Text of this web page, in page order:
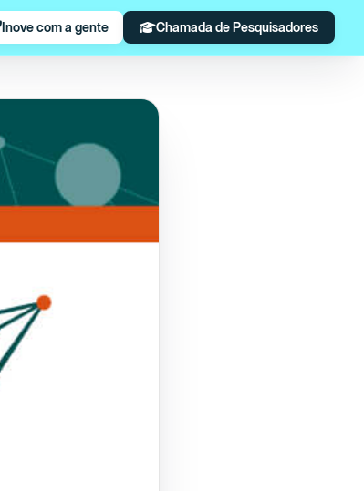
Inove com a gente Chamada de Pesquisadores